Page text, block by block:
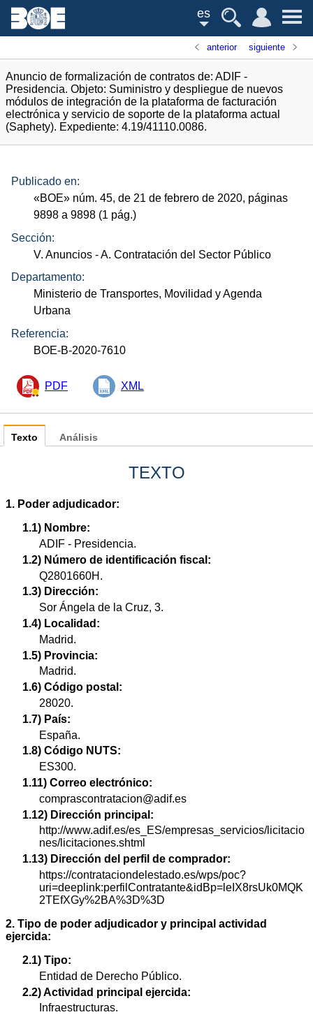
es
anterior siguiente
Anuncio de formalización de contratos de: ADIF -
Presidencia. Objeto: Suministro y despliegue de nuevos
módulos de integración de la plataforma de facturación
electrónica y servicio de soporte de la plataforma actual
(Saphety). Expediente: 4.19/41110.0086.
Publicado en:
«BOE» núm. 45, de 21 de febrero de 2020, páginas
9898 a 9898 (1 pág.)
Sección:
V. Anuncios - A. Contratación del Sector Público
Departamento:
Ministerio de Transportes, Movilidad y Agenda
Urbana
Referencia:
BOE-B-2020-7610
PDF XML
Texto
TEXTO
1. Poder adjudicador:
1.1) Nombre:
ADIF - Presidencia.
1.2) Número de identificación fiscal:
Q2801660H.
1.3) Dirección:
Sor Ángela de la Cruz, 3.
1.4) Localidad:
Madrid.
1.5) Provincia:
Madrid.
1.6) Código postal:
28020.
1.7) País:
España.
1.8) Código NUTS:
ES300.
1.11) Correo electrónico:
comprascontratacion@adif.es
1.12) Dirección principal:
http://www.adif.es/es_ES/empresas_servicios/licitacio
nes/licitaciones.shtml
1.13) Dirección del perfil de comprador:
https://contrataciondelestado.es/wps/poc?
uri=deeplink:perfilContratante&idBp=leIX8rsUk0MQK
2TEfXGy%2BA%3D%3D
2. Tipo de poder adjudicador y principal actividad
ejercida:
2.1) Tipo:
Entidad de Derecho Público.
2.2) Actividad principal ejercida:
Infraestructuras.
Análisis